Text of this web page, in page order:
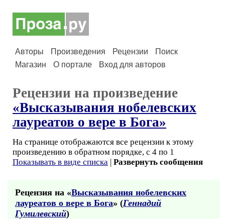
Авторы Произведения Рецензии
Поиск
Магазин
О портале Вход для авторов
Рецензии на произведение
«Высказывания нобелевских
лауреатов о вере в Бога»
На странице отображаются все рецензии к этому
произведению в обратном порядке, с 4 по 1
Показывать в виде списка | Развернуть сообщения
Рецензия на «Высказывания нобелевских
лауреатов о вере в Бога» (Геннадий
Гумилевский)